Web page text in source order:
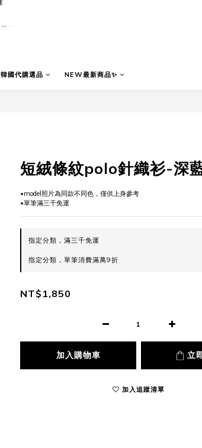
韓國代購選品 NEW最新商品✨
短絨條紋polo針織衫-深
▪️model照片為同款不同色，僅供上身參考
▪️單筆滿三千免運
指定分類，滿三千免運
指定分類，單筆消費滿萬9折
NT$1,850
加入購物車 立
加入追蹤清單